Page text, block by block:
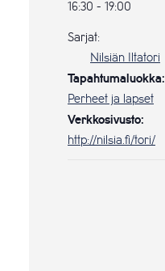
16:30 - 19:00
Sarjat:
Nilsiän Iltatori
Tapahtumaluokka:
Perheet ja lapset
Verkkosivusto:
http://nilsia.fi/tori/